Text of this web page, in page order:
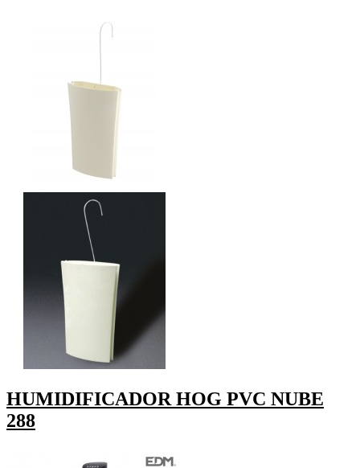
HUMIDIFICADOR HOG PVC NUBE
288